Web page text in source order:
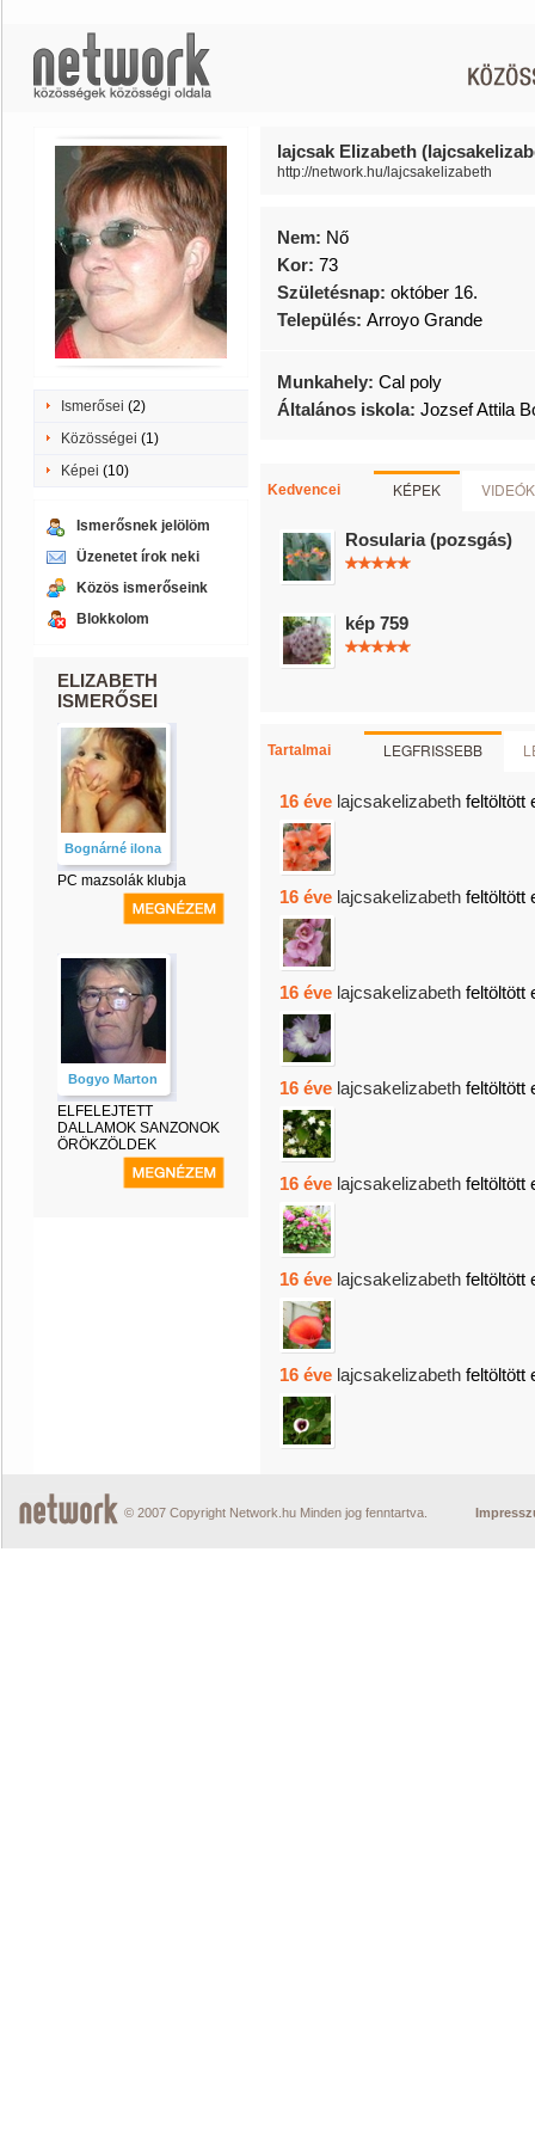
Ismerősei (2)
Közösségei (1)
Képei (10)
Ismerősnek jelölöm
Üzenetet írok neki
Közös ismerőseink
Blokkolom
ELIZABETH
ISMERŐSEI
Bognárné ilona
PC mazsolák klubja
Bogyo Marton
ELFELEJTETT
DALLAMOK SANZONOK
ÖRÖKZÖLDEK
lajcsak Elizabeth
http://network.hu/lajcsakelizabeth
Nem: Nő
Kor: 73
Születésnap: október 16.
Település: Arroyo Grande
Munkahely: Cal poly
Általános iskola: Jozsef Attila
Kedvencei KÉPEK VIDEÓK
Rosularia (pozsgás)
kép 759
Tartalmai LEGFRISSEBB
16 éve lajcsakelizabeth feltöltött
16 éve lajcsakelizabeth feltöltött
16 éve lajcsakelizabeth feltöltött
16 éve lajcsakelizabeth feltöltött
16 éve lajcsakelizabeth feltöltött
16 éve lajcsakelizabeth feltöltött
16 éve lajcsakelizabeth feltöltött
© 2007 Copyright Network.hu Minden jog fenntartva.